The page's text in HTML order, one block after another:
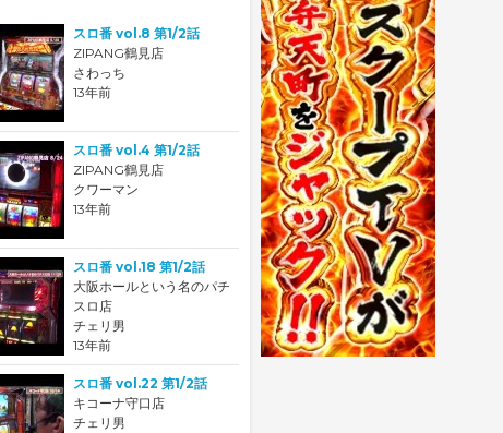
スロ番 vol.8 第1/2話
ZIPANG鶴見店
さわっち
13年前
スロ番 vol.4 第1/2話
ZIPANG鶴見店
クワーマン
13年前
スロ番 vol.18 第1/2話
大阪ホールという名のパチ
スロ店
チェリ男
13年前
スロ番 vol.22 第1/2話
キコーナ守口店
チェリ男